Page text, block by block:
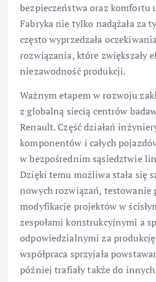
bezpieczeństwa oraz komfortu
Fabryka nie tylko nadążała za
często wyprzedzała
rozwiązania, które zwiększały
niezawodność produkcji.
Ważnym etapem w rozwoju
z globalną siecią centrów
Renault. Część działań
komponentów i całych
w bezpośrednim sąsiedztwie
Dzięki temu możliwa stała się
nowych rozwiązań, testowanie
modyfikacje projektów w
zespołami konstrukcyjnymi a
odpowiedzialnymi za produkcję
współpraca sprzyjała
później trafiały także do